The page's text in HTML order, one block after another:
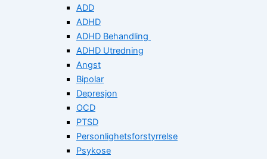
ADD
ADHD
ADHD Behandling
ADHD Utredning
Angst
Bipolar
Depresjon
OCD
PTSD
Personlighetsforstyrrelse
Psykose